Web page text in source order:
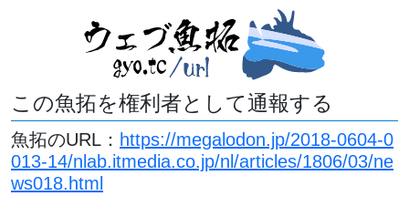
この魚拓を権利者として通報する
魚拓のURL： https://megalodon.jp/2018-0604-0
013-14/nlab.itmedia.co.jp/nl/articles/1806/03/ne
ws018.html